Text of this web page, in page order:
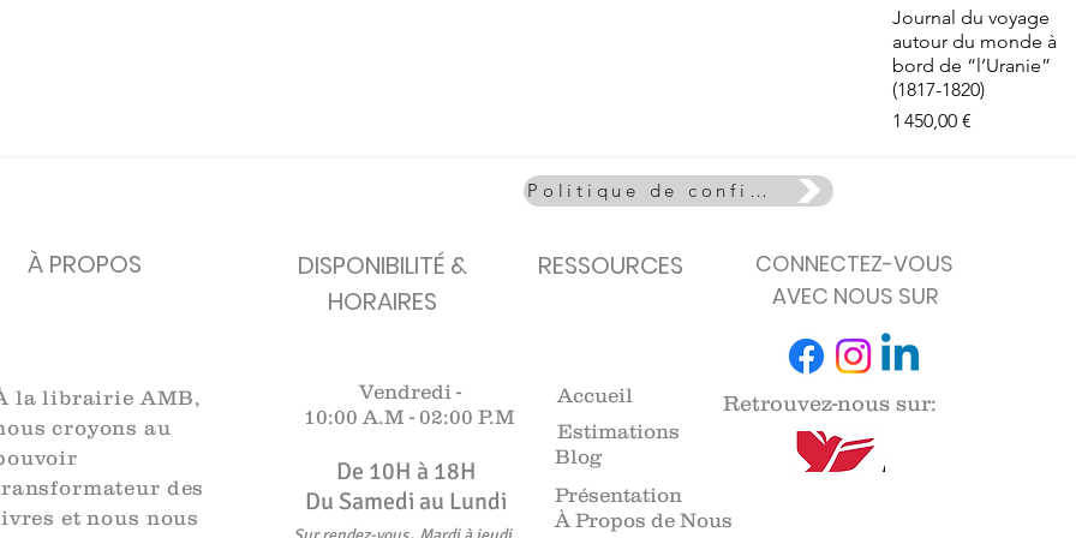
Aperçu rapide
Journal du voyage
autour du monde à
bord de “l’Uranie”
(1817-1820)
Prix
1 450,00 €
Politique de confidentialité
À PROPOS
DISPONIBILITÉ &
HORAIRES
RESSOURCES
CONNECTEZ-VOUS
AVEC NOUS SUR
la librairie AMB,
croyons au
des
et nous nous
Vendredi -
10:00 A.M - 02:00 P.M
De 10H à 18H​​​
Du Samedi au Lundi
,
Accueil
Estimations
Blog
Retrouvez-nous sur:
Présentation
À Propos de Nous